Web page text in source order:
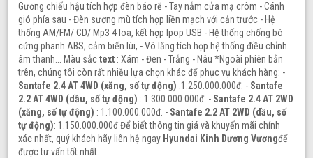
Gương chiếu hậu tích hợp đèn báo rẽ - Tay nắm cửa mạ crôm - Cánh
gió phía sau - Đèn sương mù tích hợp liền mạch với cản trước - Hệ
thống AM/FM/ CD/ Mp3 4 loa, kết hợp Ipop USB - Hệ thống chống bó
cứng phanh ABS, cảm biến lùi, - Vô lăng tích hợp hệ thống điều chỉnh
âm thanh... Màu sắctext : Xám - Đen - Trắng - Nâu *Ngoài phiên bản
trên, chúng tôi còn rất nhiều lựa chọn khác để phục vụ khách hàng: -
Santafe 2.4 AT 4WD (xăng, số tự động) :1.250.000.000đ. - Santafe
2.2 AT 4WD (dầu, số tự động) : 1.300.000.000đ. - Santafe 2.4 AT 2WD
(xăng, số tự động) : 1.100.000.000đ. - Santafe 2.2 AT 2WD (dầu, số
tự động): 1.150.000.000đ Để biết thông tin giá và khuyến mãi chính
xác nhất, quý khách hãy liên hệ ngay Hyundai Kinh Dương Vươngđể
được tư vấn tốt nhất.